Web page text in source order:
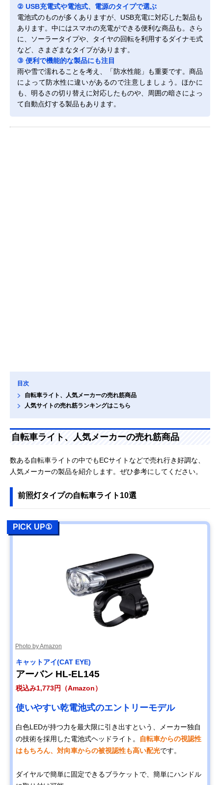
② USB充電式や電池式、電源のタイプで選ぶ
電池式のものが多くありますが、USB充電に対応した製品も
あります。中にはスマホの充電ができる便利な商品も。さら
に、ソーラータイプや、タイヤの回転を利用するダイナモ式
など、さまざまなタイプがあります。
③ 便利で機能的な製品にも注目
雨や雪で濡れることを考え、「防水性能」も重要です。商品
によって防水性に違いがあるので注意しましょう。ほかに
も、明るさの切り替えに対応したものや、周囲の暗さによっ
て自動点灯する製品もあります。
目次
自転車ライト、人気メーカーの売れ筋商品
人気サイトの売れ筋ランキングはこちら
自転車ライト、人気メーカーの売れ筋商品
数ある自転車ライトの中でもECサイトなどで売れ行き好調な、
人気メーカーの製品を紹介します。ぜひ参考にしてください。
前照灯タイプの自転車ライト10選
PICK UP①
Photo by Amazon
キャットアイ(CAT EYE)
アーバン HL-EL145
税込み1,773円（Amazon）
使いやすい乾電池式のエントリーモデル
白色LEDが持つ力を最大限に引き出すという、メーカー独自
の技術を採用した電池式ヘッドライト。
自転車からの視認性
はもちろん、対向車からの被視認性も高い配光です。
ダイヤルで簡単に固定できるブラケットで、簡単にハンドル